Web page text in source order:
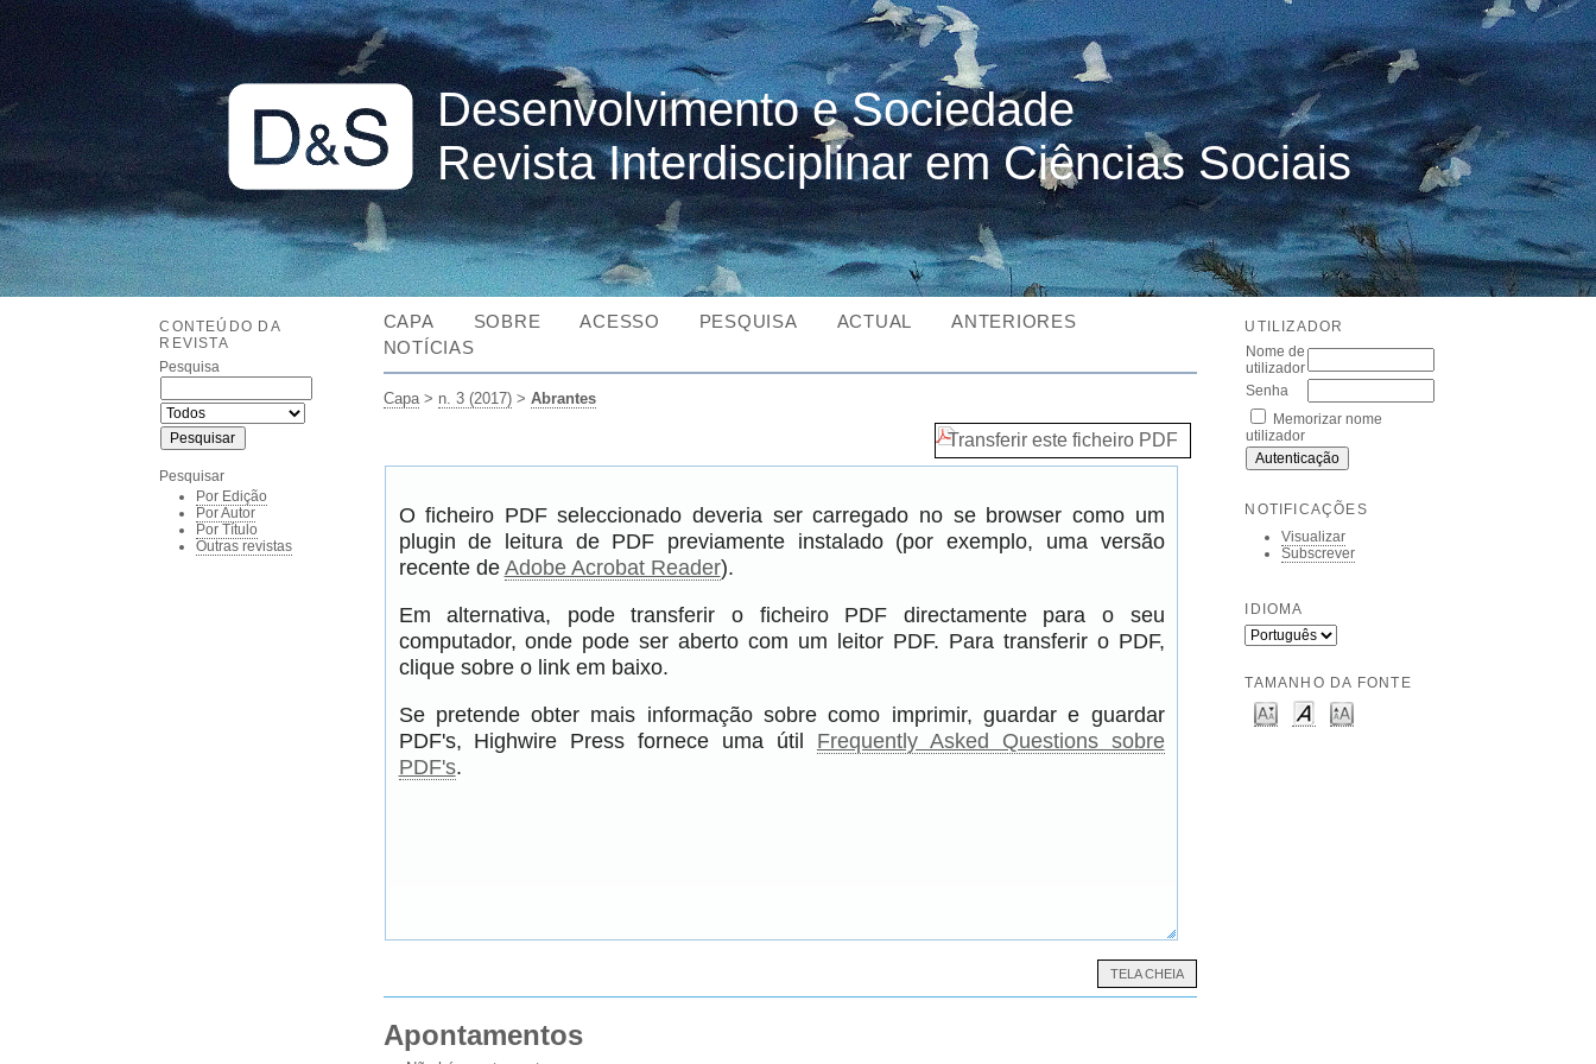
Desenvolvimento e Sociedade
Revista Interdisciplinar em Ciências Sociais
CONTEÚDO DA
REVISTA
Pesquisa
Pesquisar
Por Edição
Por Autor
Por Título
Outras revistas
UTILIZADOR
Nome de
utilizador
Senha
Memorizar nome
utilizador
NOTIFICAÇÕES
Visualizar
Subscrever
IDIOMA
TAMANHO DA FONTE
CAPA SOBRE ACESSO PESQUISA ACTUAL
ANTERIORES
NOTÍCIAS
Capa> n. 3 (2017)> Abrantes
Transferir este ficheiro PDF
O ficheiro PDF seleccionado deveria ser carregado no se browser como um
plugin de leitura de PDF previamente instalado (por exemplo, uma versão
recente deAdobe Acrobat Reader).
Em alternativa, pode transferir o ficheiro PDF directamente para o seu
computador, onde pode ser aberto com um leitor PDF. Para transferir o PDF,
clique sobre o link em baixo.
Se pretende obter mais informação sobre como imprimir, guardar e guardar
PDF's, Highwire Press fornece uma útil Frequently Asked Questions sobre
PDF's.
TELA CHEIA
Apontamentos